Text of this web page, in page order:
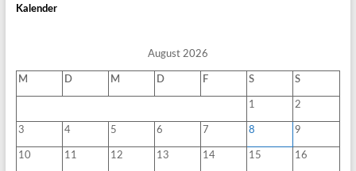
Kalender
August 2026
M D M D F S S
1 2
3 4 5 6 7 8 9
10 11 12 13 14 15 16